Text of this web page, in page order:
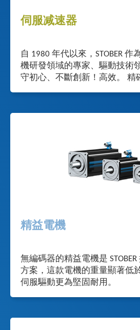
伺服减速器
自 1980 年代以來，STOBER 作
機研發領域的專家、驅動技術
守初心、不斷創新！高效。 精
精益電機
無編碼器的精益電機是
方案，這款電機的重量顯著低
伺服驅動更為堅固耐用。